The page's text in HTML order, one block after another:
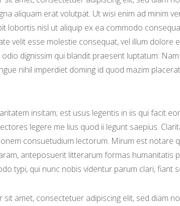
aliquam erat volutpat. Ut wisi enim ad minim
lobortis nisl ut aliquip ex ea commodo
velit esse molestie consequat, vel illum dolore
dignissim qui blandit praesent luptatum.
nihil imperdiet doming id quod mazim
insitam; est usus legentis in iis qui facit
legere me lius quod ii legunt saepius.
consuetudium lectorum. Mirum est notare
anteposuerit litterarum formas humanitatis
typi, qui nunc nobis videntur parum clari, fiant
sit amet, consectetuer adipiscing elit, sed diam